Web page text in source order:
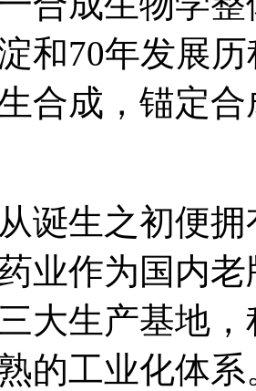
和70年发展
合成，锚定
诞生之初便
业作为国内
大生产基地
的工业化体